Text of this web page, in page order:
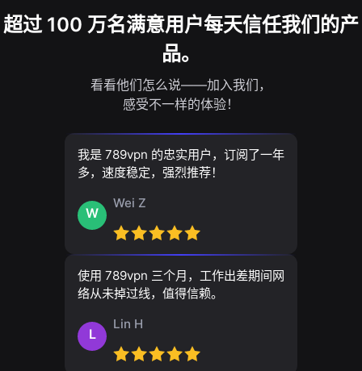
超过 100 万名满意用户每天信任我们的产
品。
看看他们怎么说——加入我们，
感受不一样的体验！
我是 789vpn 的忠实用户，订阅了一年
多，速度稳定，强烈推荐！
W
Wei Z
使用 789vpn 三个月，工作出差期间网
络从未掉过线，值得信赖。
L
Lin H